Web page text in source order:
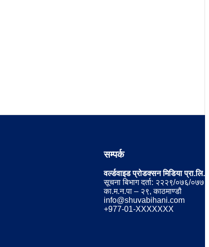
सम्पर्क
वर्ल्डवाइड प्रोडक्सन मिडिया प्रा.लि.
सूचना बिभाग दर्ता: २२२९/०७६/०७७
का.म.न.पा – २९, काठमाण्डौ
info@shuvabihani.com
+977-01-XXXXXXX